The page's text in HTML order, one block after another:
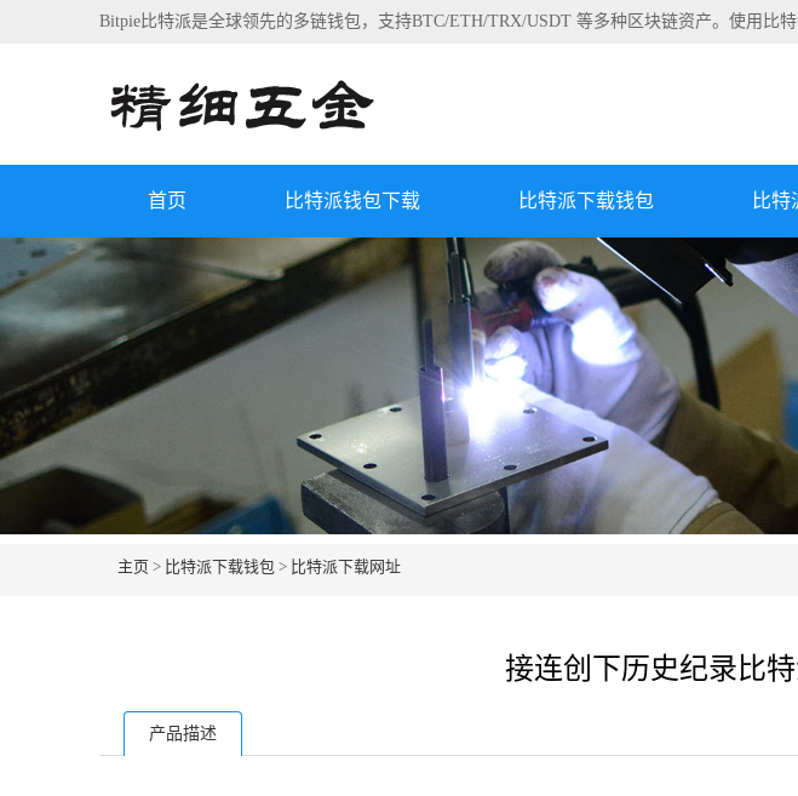
Bitpie比特派是全球领先的多链钱包，支持BTC/ETH/TRX/USDT 等多种区块链资产。使用比
首页 比特派钱包下载 比特派下载钱包 比特
主页 > 比特派下载钱包 > 比特派下载网址
接连创下历史纪录比
产品描述